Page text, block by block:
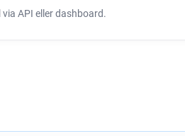
via API eller dashboard.